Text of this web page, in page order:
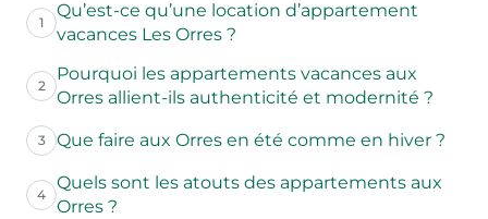
1
Qu’est-ce qu’une location d’appartement
vacances Les Orres ?
2
Pourquoi les appartements vacances aux
Orres allient-ils authenticité et modernité ?
3 Que faire aux Orres en été comme en hiver ?
4
Quels sont les atouts des appartements aux
Orres ?